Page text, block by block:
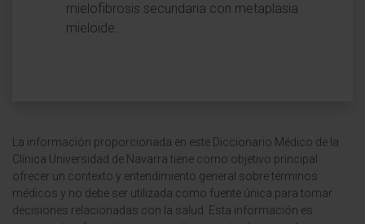
mielofibrosis secundaria con metaplasia
mieloide.
La información proporcionada en este Diccionario Médico de la
Clínica Universidad de Navarra tiene como objetivo principal
ofrecer un contexto y entendimiento general sobre términos
médicos y no debe ser utilizada como fuente única para tomar
decisiones relacionadas con la salud. Esta información es